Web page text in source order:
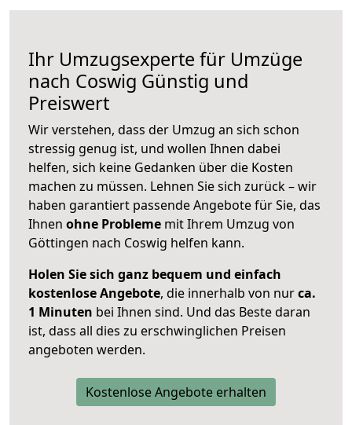
Ihr Umzugsexperte für Umzüge
nach Coswig Günstig und
Preiswert
Wir verstehen, dass der Umzug an sich schon
stressig genug ist, und wollen Ihnen dabei
helfen, sich keine Gedanken über die Kosten
machen zu müssen. Lehnen Sie sich zurück – wir
haben garantiert passende Angebote für Sie, das
Ihnen ohne Probleme mit Ihrem Umzug von
Göttingen nach Coswig helfen kann.
Holen Sie sich ganz bequem und einfach
kostenlose Angebote, die innerhalb von nurca.
1 Minuten bei Ihnen sind. Und das Beste daran
ist, dass all dies zu erschwinglichen Preisen
angeboten werden.
Kostenlose Angebote erhalten